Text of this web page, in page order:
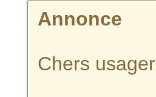
Annonce
Chers